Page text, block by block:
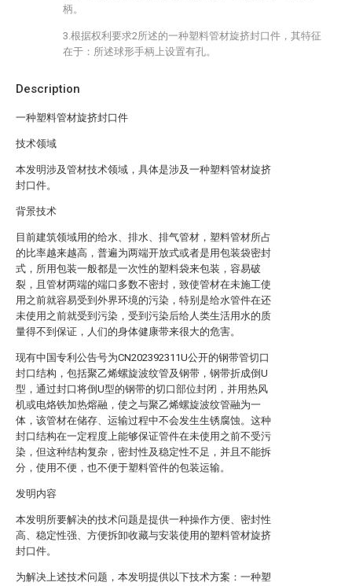
Description
一种塑料管材旋挤封口件
技术领域
本发明涉及管材技术领域，具体是涉及一种塑料管材旋挤
封口件。
背景技术
目前建筑领域用的给水、排水、排气管材，塑料管材所占
的比率越来越高，普遍为两端开放式或者是用包装袋密封
式，所用包装一般都是一次性的塑料袋来包装，容易破
裂，且管材两端的端口多数不密封，致使管材在未施工使
用之前就容易受到外界环境的污染，特别是给水管件在还
未使用之前就受到污染，受到污染后给人类生活用水的质
量得不到保证，人们的身体健康带来很大的危害。
现有中国专利公告号为CN202392311U公开的钢带管切口
封口结构，包括聚乙烯螺旋波纹管及钢带，钢带折成倒U
型，通过封口将倒U型的钢带的切口部位封闭，并用热风
机或电烙铁加热熔融，使之与聚乙烯螺旋波纹管融为一
体，该管材在储存、运输过程中不会发生生锈腐蚀。这种
封口结构在一定程度上能够保证管件在未使用之前不受污
染，但这种结构复杂，密封性及稳定性不足，并且不能拆
分，使用不便，也不便于塑料管件的包装运输。
发明内容
本发明所要解决的技术问题是提供一种操作方便、密封性
高、稳定性强、方便拆卸收藏与安装使用的塑料管材旋挤
封口件。
为解决上述技术问题，本发明提供以下技术方案：一种塑
柄。
3.根据权利要求2所述的一种塑料管材旋挤封口件，其特征
在于：所述球形手柄上设置有孔。